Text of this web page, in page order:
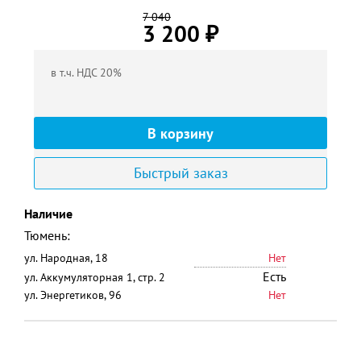
7 040
3 200 ₽
в т.ч. НДС 20%
Быстрый заказ
Наличие
Тюмень:
ул. Народная, 18
Нет
ул. Аккумуляторная 1, стр. 2
Есть
ул. Энергетиков, 96 Нет